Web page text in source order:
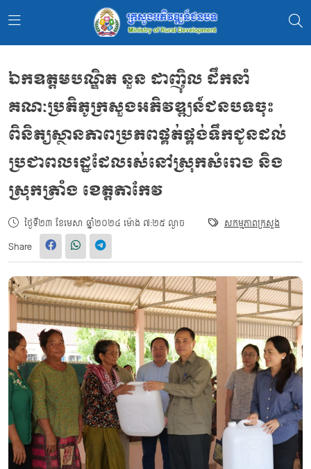
ឯកឧត្តមបណ្ឌិត នួន ដាញ៉ិល ដឹកនាំ
គណៈប្រតិភូក្រសួងអភិវឌ្ឍន៍ជនបទចុះ
ពិនិត្យស្ថានភាពប្រភពផ្គត់ផ្គង់ទឹកជូនដល់
ប្រជាពលរដ្ឋដែលរស់នៅស្រុកសំរោង និង
ស្រុកត្រាំង ខេត្តតាកែវ
ថ្ងៃទី២៣ ខែមេសា ឆ្នាំ២០២៤ ម៉ោង ៧:២៥ ល្ងាច សកម្មភាពក្រសួង
Share